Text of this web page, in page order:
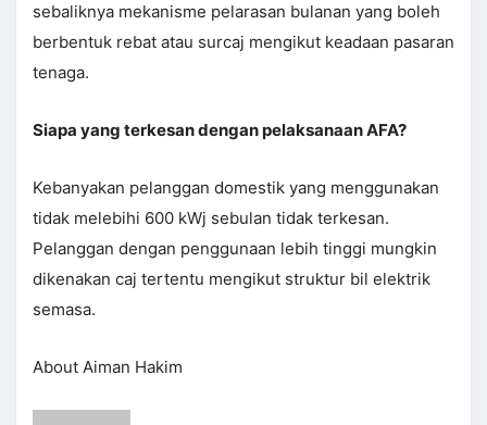
sebaliknya mekanisme pelarasan bulanan yang boleh
berbentuk rebat atau surcaj mengikut keadaan pasaran
tenaga.
Siapa yang terkesan dengan pelaksanaan AFA?
Kebanyakan pelanggan domestik yang menggunakan
tidak melebihi 600 kWj sebulan tidak terkesan.
Pelanggan dengan penggunaan lebih tinggi mungkin
dikenakan caj tertentu mengikut struktur bil elektrik
semasa.
About Aiman Hakim